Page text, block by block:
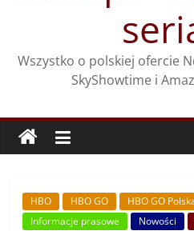
treści
Wszystko o polskiej ofercie
SkyShowtime i
HBO HBO GO HBO GO
Informacje prasowe
Nowości